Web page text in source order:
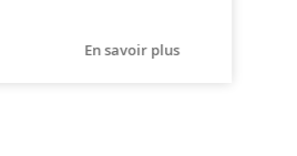
En savoir plus